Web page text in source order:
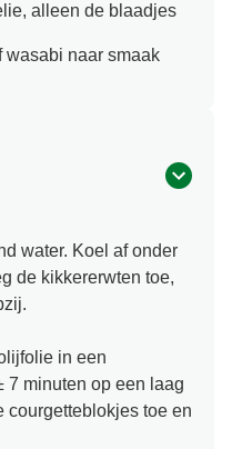
alleen de blaadjes
wasabi naar smaak
water. Koel af onder
de kikkererwten toe,
in een
7 minuten op een laag
courgetteblokjes toe en